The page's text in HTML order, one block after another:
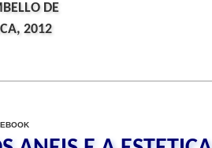
DE
2012